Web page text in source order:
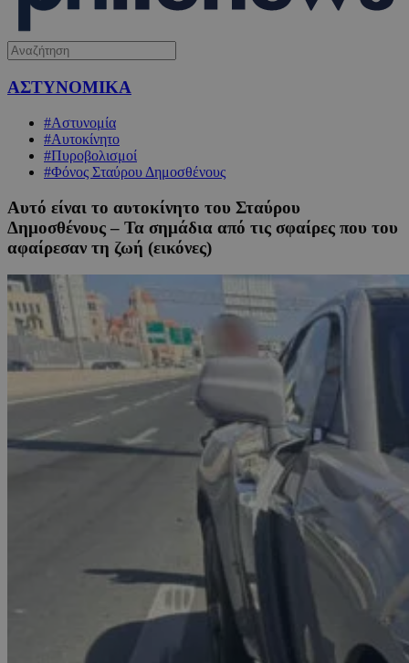
ΑΣΤΥΝΟΜΙΚΑ
#Αστυνομία
#Αυτοκίνητο
#Πυροβολισμοί
#Φόνος Σταύρου Δημοσθένους
Αυτό είναι το αυτοκίνητο του Σταύρου
Δημοσθένους – Τα σημάδια από τις σφαίρες που του
αφαίρεσαν τη ζωή (εικόνες)